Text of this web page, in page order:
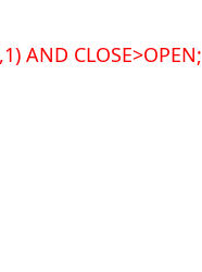
AND CLOSE>OPEN;